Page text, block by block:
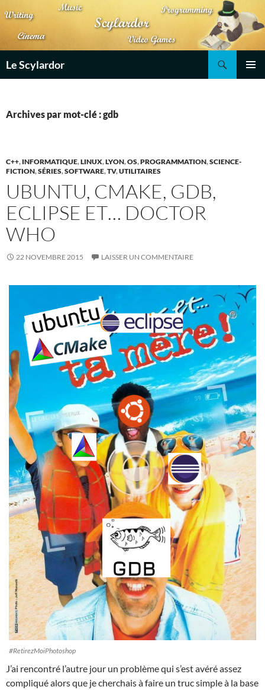
au
contenu
Le Scylardor
Archives par mot-clé : gdb
C++, INFORMATIQUE,LINUX,LYON,OS,PROGRAMMATION,SCIENCE-
FICTION,SÉRIES,SOFTWARE,TV,UTILITAIRES
UBUNTU, CMAKE, GDB,
ECLIPSE ET… DOCTOR
WHO
22 NOVEMBRE 2015 LAISSER UN COMMENTAIRE
#RetirezMoiPhotoshop
J’ai rencontré l’autre jour un problème qui s’est avéré assez
compliqué alors que je cherchais à faire un truc simple à la base